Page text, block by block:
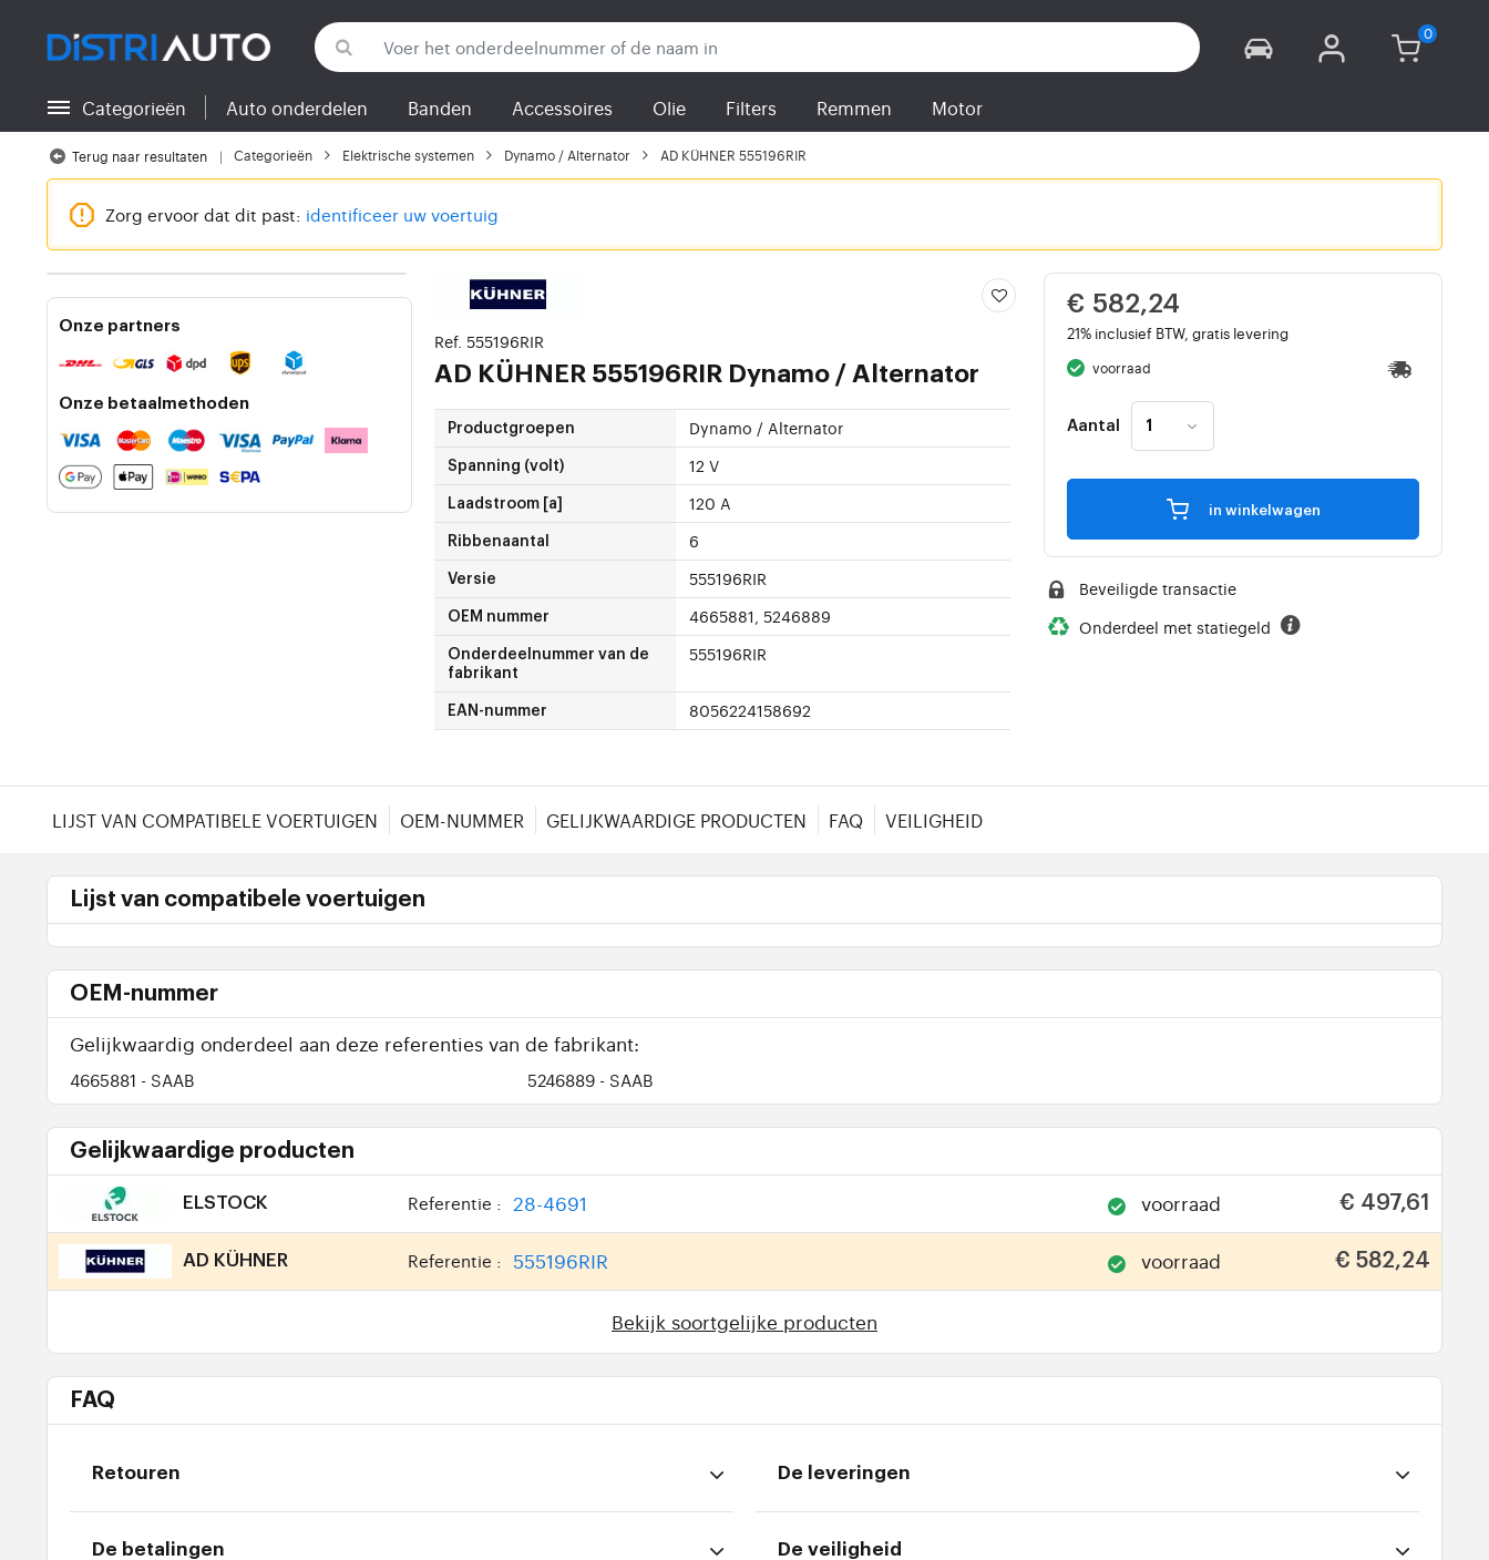
Terug naar categorieën
Categorieën Auto onderdelen Banden Accessoires Olie Filters Remmen Motor
Terug naar resultaten Categorieën Elektrische systemen Dynamo / Alternator AD KÜHNER 555196RIR
Zorg ervoor dat dit past: identificeer uw voertuig
Onze partners
Onze betaalmethoden
Ref. 555196RIR
AD KÜHNER 555196RIR Dynamo / Alternator
Productgroepen Dynamo / Alternator
Spanning (volt) 12 V
Laadstroom [a] 120 A
Ribbenaantal 6
Versie 555196RIR
OEM nummer 4665881, 5246889
Onderdeelnummer van de
fabrikant
555196RIR
EAN-nummer 8056224158692
€ 582,24
21% inclusief BTW, gratis levering
voorraad
Aantal
in winkelwagen
Beveiligde transactie
Onderdeel met statiegeld
LIJST VAN COMPATIBELE VOERTUIGEN OEM-NUMMER GELIJKWAARDIGE PRODUCTEN FAQ VEILIGHEID
Lijst van compatibele voertuigen
OEM-nummer
Gelijkwaardig onderdeel aan deze referenties van de fabrikant:
4665881 - SAAB 5246889 - SAAB
Gelijkwaardige producten
ELSTOCK Referentie : 28-4691 voorraad € 497,61
AD KÜHNER Referentie : 555196RIR voorraad € 582,24
Bekijk soortgelijke producten
FAQ
Retouren
De betalingen
De leveringen
De veiligheid